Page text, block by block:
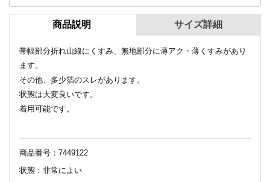
商品説明
帯幅部分折れ山線にくすみ、無地部分に薄アク・薄くすみがあり
ます。
その他、多少箔のスレがあります。
状態は大変良いです。
着用可能です。
商品番号：7449122
状態：非常によい
サイズ詳細